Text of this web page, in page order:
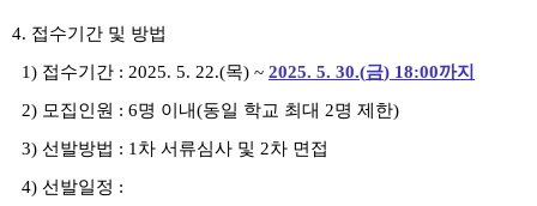
4. 접수기간 및 방법
1) 접수기간 : 2025. 5. 22.(목) ~ 2025. 5. 30.(금) 18:00까지
2) 모집인원 : 6명 이내(동일 학교 최대 2명 제한)
3) 선발방법 : 1 차 서류심사 및 2차 면접
4) 선발일정 :